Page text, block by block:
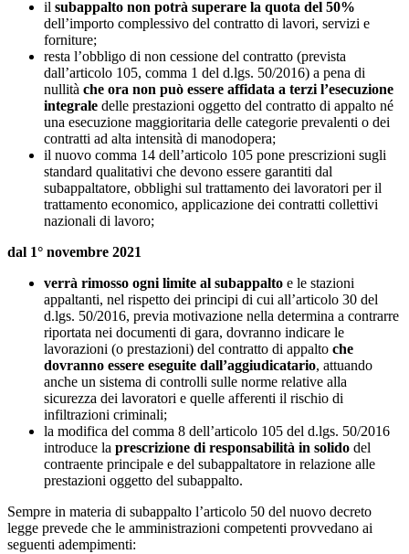
il subappalto non potrà superare la quota del 50%
dell’importo complessivo del contratto di lavori, servizi e
forniture;
resta l’obbligo di non cessione del contratto (prevista
dall’articolo 105, comma 1 del d.lgs. 50/2016) a pena di
nullità che ora non può essere affidata a terzi l’esecuzione
integrale delle prestazioni oggetto del contratto di appalto né
una esecuzione maggioritaria delle categorie prevalenti o dei
contratti ad alta intensità di manodopera;
il nuovo comma 14 dell’articolo 105 pone prescrizioni sugli
standard qualitativi che devono essere garantiti dal
subappaltatore, obblighi sul trattamento dei lavoratori per il
trattamento economico, applicazione dei contratti collettivi
nazionali di lavoro;
dal 1° novembre 2021
verrà rimosso ogni limite al subappalto e le stazioni
appaltanti, nel rispetto dei principi di cui all’articolo 30 del
d.lgs. 50/2016, previa motivazione nella determina a contrarre
riportata nei documenti di gara, dovranno indicare le
lavorazioni (o prestazioni) del contratto di appalto che
dovranno essere eseguite dall’aggiudicatario, attuando
anche un sistema di controlli sulle norme relative alla
sicurezza dei lavoratori e quelle afferenti il rischio di
infiltrazioni criminali;
la modifica del comma 8 dell’articolo 105 del d.lgs. 50/2016
introduce la prescrizione di responsabilità in solido del
contraente principale e del subappaltatore in relazione alle
prestazioni oggetto del subappalto.
Sempre in materia di subappalto l’articolo 50 del nuovo decreto
legge prevede che le amministrazioni competenti provvedano ai
seguenti adempimenti: